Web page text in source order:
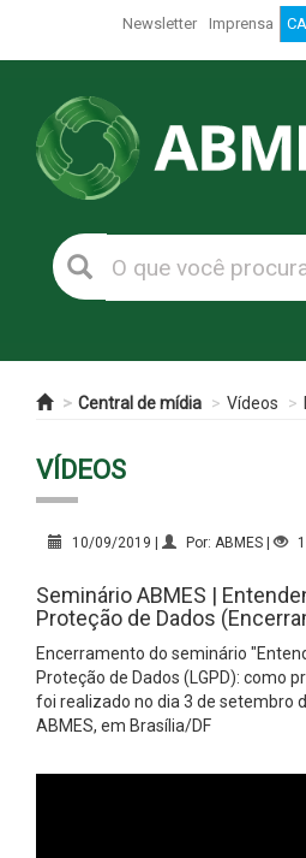
Newsletter Imprensa
Central de mídia Vídeos
VÍDEOS
10/09/2019 | Por: ABMES |
Seminário ABMES |
Proteção de Dados
Encerramento do seminário
Proteção de Dados (LGPD): como
foi realizado no dia 3 de setembro
ABMES, em Brasília/DF